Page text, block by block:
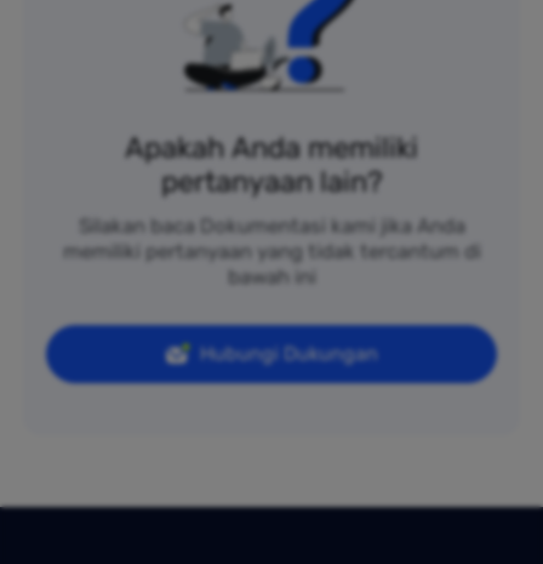
Apakah Anda memiliki
pertanyaan lain?
Silakan baca Dokumentasi kami jika Anda
memiliki pertanyaan yang tidak tercantum di
bawah ini
Hubungi Dukungan